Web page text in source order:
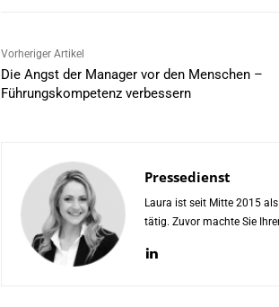
Vorheriger Artikel
Die Angst der Manager vor den Menschen –
Führungskompetenz verbessern
Pressedienst
Laura ist seit Mitte 2015
tätig. Zuvor machte Sie